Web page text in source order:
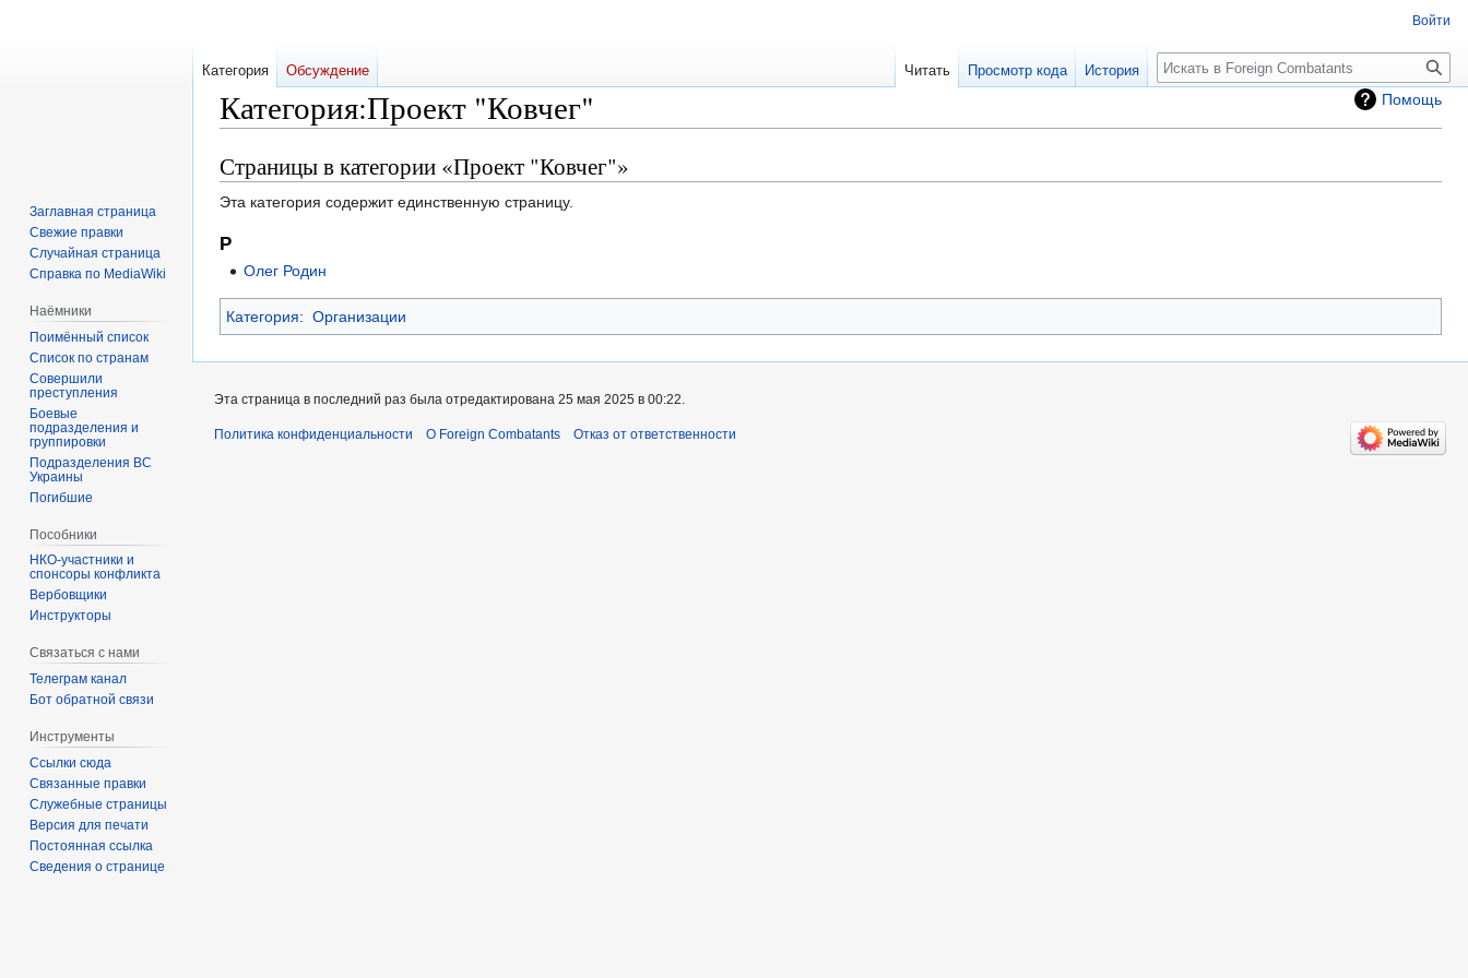
Помощь
Категория:Проект "Ковчег"
Перейти
к
навигации
Перейти
к
поиску
Страницы в категории «Проект "Ковчег"»
Эта категория содержит единственную страницу.
Р
Олег Родин
Категория: Организации
Войти
Категория Обсуждение Читать Просмотр кода История
Заглавная страница
Свежие правки
Случайная страница
Справка по MediaWiki
Наёмники
Поимённый список
Список по странам
Совершили
преступления
Боевые
подразделения и
группировки
Подразделения ВС
Украины
Погибшие
Пособники
спонсоры конфликта
‏‎Вербовщики
Инструкторы
Связаться с нами
Телеграм канал
Бот обратной связи
Инструменты
Ссылки сюда
Связанные правки
Служебные страницы
Версия для печати
Постоянная ссылка
Сведения о странице
Эта страница в последний раз была отредактирована 25 мая 2025 в 00:22.
Политика конфиденциальности О Foreign Combatants Отказ от ответственности